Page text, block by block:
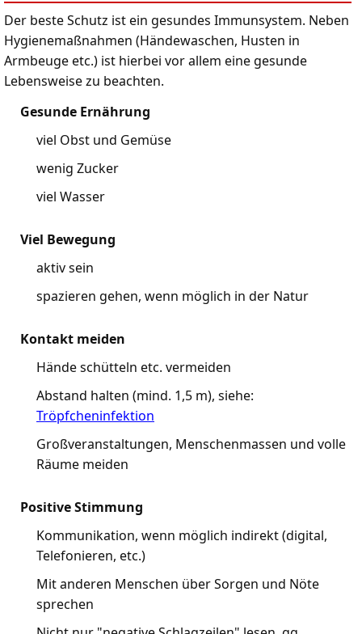
Der beste Schutz ist ein gesundes Immunsystem. Neben
Hygienemaßnahmen (Händewaschen, Husten in
Armbeuge etc.) ist hierbei vor allem eine gesunde
Lebensweise zu beachten.
Gesunde Ernährung
viel Obst und Gemüse
wenig Zucker
viel Wasser
Viel Bewegung
aktiv sein
spazieren gehen, wenn möglich in der Natur
Kontakt meiden
Hände schütteln etc. vermeiden
Abstand halten (mind. 1,5 m), siehe:
Tröpfcheninfektion
Großveranstaltungen, Menschenmassen und volle
Räume meiden
Positive Stimmung
Kommunikation, wenn möglich indirekt (digital,
Telefonieren, etc.)
Mit anderen Menschen über Sorgen und Nöte
sprechen